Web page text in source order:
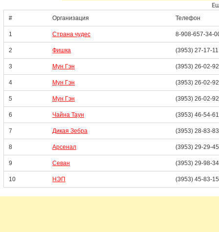
# Организация Телефон
1 Страна чудес 8-908-657-34-
2 Фишка (3953) 27-17-11
3 Мун Гэн (3953) 26-02-92
4 Мун Гэн (3953) 26-02-92
5 Мун Гэн (3953) 26-02-92
6 Чайна Таун (3953) 46-54-61
7 Дикая Зебра (3953) 28-83-83
8 Арсенал (3953) 29-29-45
9 Севан (3953) 29-98-34
10 НЭП (3953) 45-83-15